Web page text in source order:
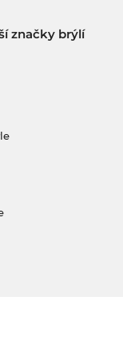
značky brýlí